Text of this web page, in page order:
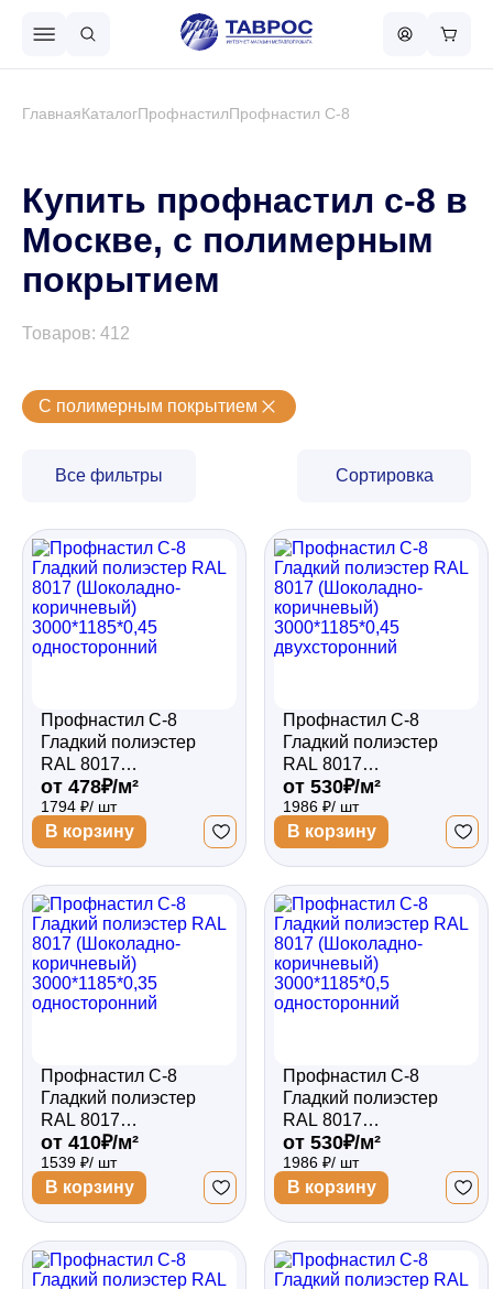
Металлочерепица
Чёрный металлопрокат
Сваи винтовые
Забор
Кровля
Профили для гипсокартона
Другие товары
ГлавнаяКаталогПрофнастилПрофнастил С-8
Купить профнастил с-8 в
Москве, с полимерным
покрытием
Товаров: 412
С полимерным покрытием
Все фильтры Сортировка
Профнастил С-8
Гладкий полиэстер
RAL 8017
(Шоколадно-
коричневый)
3000*1185*0,45
односторонний
от 478₽/м²
1794 ₽/ шт
В корзину
Профнастил С-8
Гладкий полиэстер
RAL 8017
(Шоколадно-
коричневый)
3000*1185*0,45
двухсторонний
от 530₽/м²
1986 ₽/ шт
В корзину
Профнастил С-8
Гладкий полиэстер
RAL 8017
(Шоколадно-
коричневый)
3000*1185*0,35
односторонний
от 410₽/м²
1539 ₽/ шт
В корзину
Профнастил С-8
Гладкий полиэстер
RAL 8017
(Шоколадно-
коричневый)
3000*1185*0,5
односторонний
от 530₽/м²
1986 ₽/ шт
В корзину